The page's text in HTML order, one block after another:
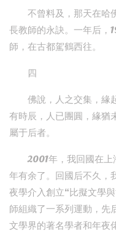
不曾料及，那天在哈
長教師的永訣。一年后，
師，在古都駕鶴西往。
四
佛說，人之交集，緣
有時辰，人已團圓，緣猶
屬于后者。
2001年，我回國在
年有余了。回國后不久，
夜學介入創立“比擬文學
師組織了一系列運動，先
文學界的著名學者和年夜